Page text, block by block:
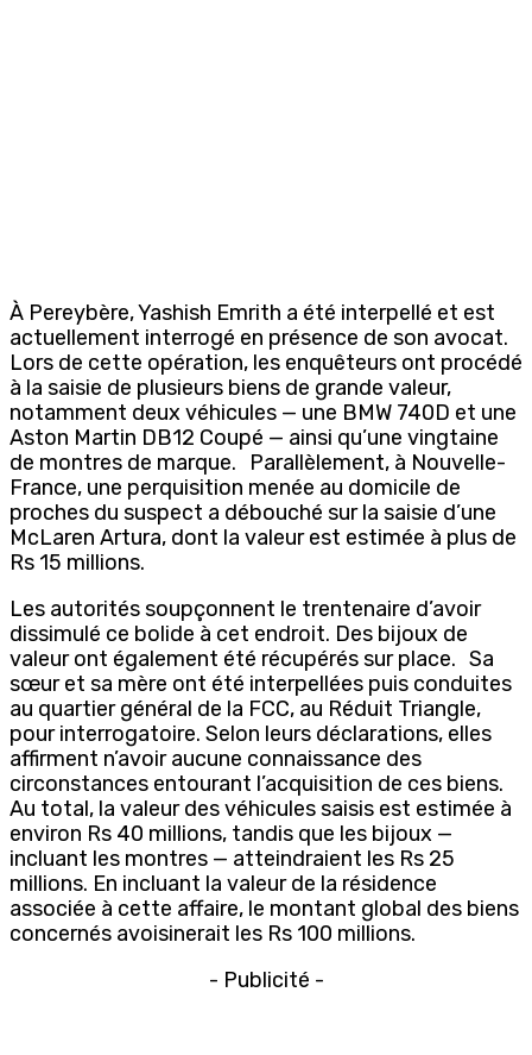
À Pereybère, Yashish Emrith a été interpellé et est
actuellement interrogé en présence de son avocat.
Lors de cette opération, les enquêteurs ont procédé
à la saisie de plusieurs biens de grande valeur,
notamment deux véhicules — une BMW 740D et une
Aston Martin DB12 Coupé — ainsi qu’une vingtaine
de montres de marque. Parallèlement, à Nouvelle-
France, une perquisition menée au domicile de
proches du suspect a débouché sur la saisie d’une
McLaren Artura, dont la valeur est estimée à plus de
Rs 15 millions.
Les autorités soupçonnent le trentenaire d’avoir
dissimulé ce bolide à cet endroit. Des bijoux de
valeur ont également été récupérés sur place. Sa
sœur et sa mère ont été interpellées puis conduites
au quartier général de la FCC, au Réduit Triangle,
pour interrogatoire. Selon leurs déclarations, elles
affirment n’avoir aucune connaissance des
circonstances entourant l’acquisition de ces biens.
Au total, la valeur des véhicules saisis est estimée à
environ Rs 40 millions, tandis que les bijoux —
incluant les montres — atteindraient les Rs 25
millions. En incluant la valeur de la résidence
associée à cette affaire, le montant global des biens
concernés avoisinerait les Rs 100 millions.
- Publicité -